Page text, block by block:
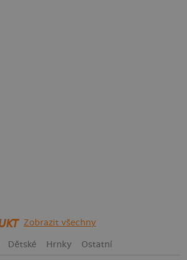
Zobrazit všechny
Dětské Hrnky Ostatní